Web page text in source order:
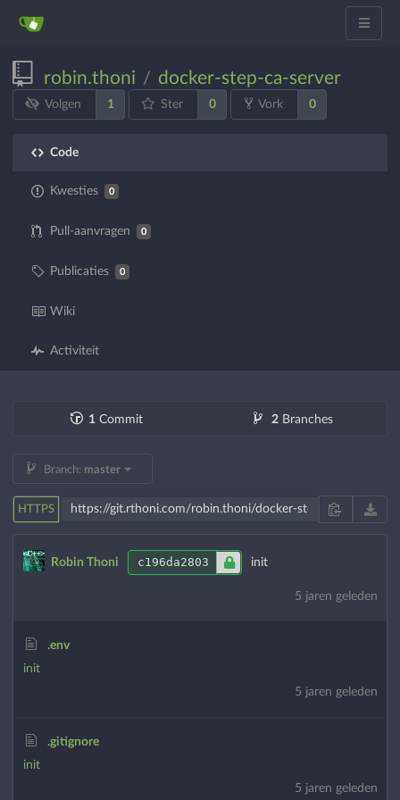
robin.thoni / docker-step-ca-server
Volgen 1 Ster 0 Vork 0
Code
Kwesties 0
Pull-aanvragen 0
Publicaties 0
Wiki
Activiteit
1 Commit 2 Branches
Branch: master
HTTPS
Robin Thoni c196da2803 init
5 jaren geleden
.env
init
5 jaren geleden
.gitignore
init
5 jaren geleden